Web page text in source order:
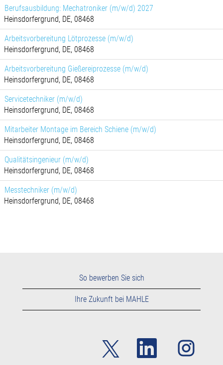
Berufsausbildung: Mechatroniker (m/w/d) 2027
Heinsdorfergrund, DE, 08468
Arbeitsvorbereitung Lötprozesse (m/w/d)
Heinsdorfergrund, DE, 08468
Arbeitsvorbereitung Gießereiprozesse (m/w/d)
Heinsdorfergrund, DE, 08468
Servicetechniker (m/w/d)
Heinsdorfergrund, DE, 08468
Mitarbeiter Montage im Bereich Schiene (m/w/d)
Heinsdorfergrund, DE, 08468
Qualitätsingenieur (m/w/d)
Heinsdorfergrund, DE, 08468
Messtechniker (m/w/d)
Heinsdorfergrund, DE, 08468
So bewerben Sie sich
Ihre Zukunft bei MAHLE
W
r
W
W